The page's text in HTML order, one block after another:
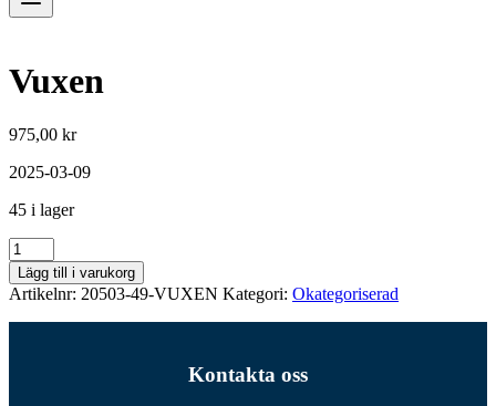
Vuxen
975,00 kr
2025-03-09
45 i lager
Vuxen
mängd
Lägg till i varukorg
Artikelnr: 20503-49-VUXEN Kategori: Okategoriserad
Kontakta oss